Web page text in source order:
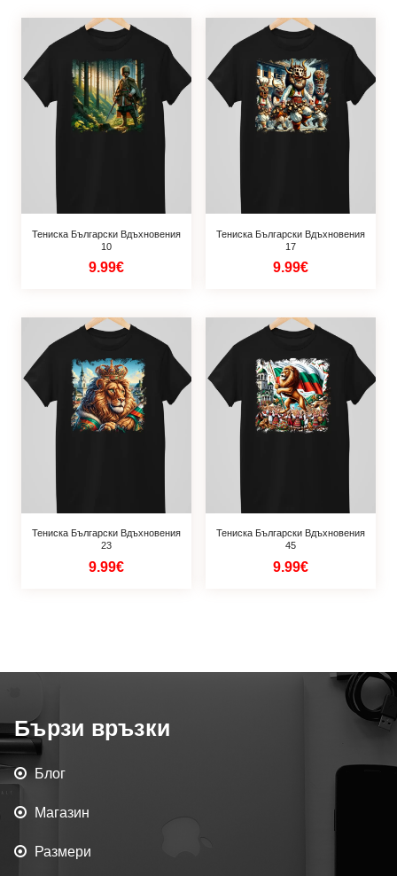
Тениска Български Вдъхновения
10
9.99€
Тениска Български Вдъхновения
17
9.99€
Тениска Български Вдъхновения
23
9.99€
Тениска Български Вдъхновения
45
9.99€
Бързи връзки
Блог
Магазин
Размери